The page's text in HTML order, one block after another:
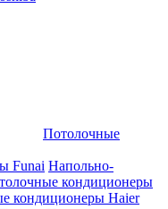
Потолочные
Funai Напольно-
кондиционеры
кондиционеры Haier